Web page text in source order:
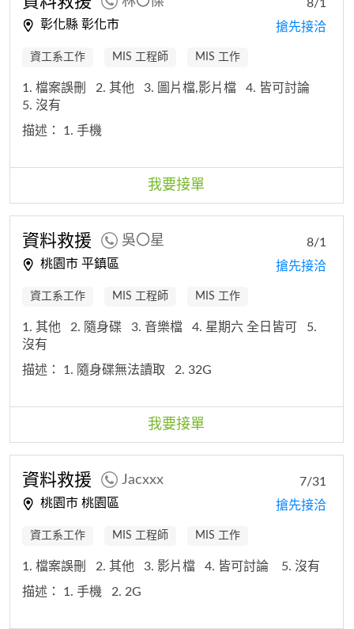
彰化縣 彰化市
8/1
搶先接洽
資工系工作 MIS 工程師 MIS 工作
1. 檔案誤刪 2. 其他 3. 圖片檔,影片檔
4. 皆可討論
5. 沒有
描述： 1. 手機
我要接單
資料救援 吳〇星
桃園市 平鎮區
8/1
搶先接洽
資工系工作 MIS 工程師 MIS 工作
1. 其他 2. 隨身碟 3. 音樂檔 4. 星期六 全日皆可
5.
沒有
描述： 1. 隨身碟無法讀取 2. 32G
我要接單
資料救援 Jacxxx
桃園市 桃園區
7/31
搶先接洽
資工系工作 MIS 工程師 MIS 工作
1. 檔案誤刪 2. 其他 3. 影片檔 4. 皆可討論
5. 沒有
描述： 1. 手機 2. 2G